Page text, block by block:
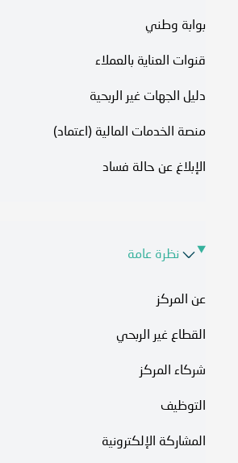
بوابة وطني
قنوات العناية بالعملاء
دليل الجهات غير الربحية
منصة الخدمات المالية (اعتماد)
الإبلاغ عن حالة فساد
نظرة عامة
عن المركز
القطاع غير الربحي
شركاء المركز
التوظيف
المشاركة الإلكترونية